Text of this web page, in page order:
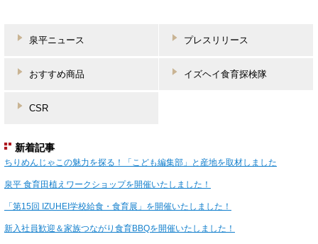
泉平ニュース プレスリリース
おすすめ商品 イズヘイ食育探検隊
CSR
新着記事
ちりめんじゃこの魅力を探る！「こども編集部」と産地を取材しました
泉平 食育田植えワークショップを開催いたしました！
「第15回 IZUHEI学校給食・食育展」を開催いたしました！
新入社員歓迎＆家族つながり食育BBQを開催いたしました！